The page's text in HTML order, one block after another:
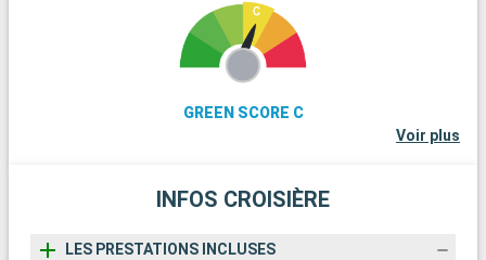
GREEN SCORE C
Voir plus
INFOS CROISIÈRE
LES PRESTATIONS INCLUSES